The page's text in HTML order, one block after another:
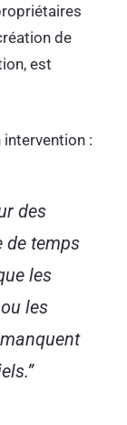
de
est
intervention :
des
de temps
les
les
”